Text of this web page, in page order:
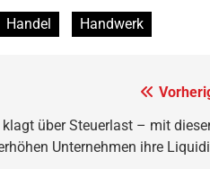
Handel Handwerk
über Steuerlast – mit
Unternehmen ihre